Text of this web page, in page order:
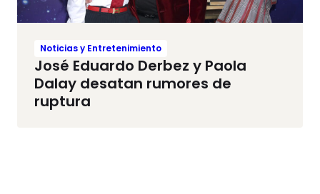
Noticias y Entretenimiento
José Eduardo Derbez y Paola
Dalay desatan rumores de
ruptura